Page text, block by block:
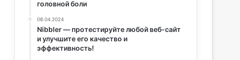
головной боли
08.04.2024
Nibbler — протестируйте любой веб-сайт
и улучшите его качество и
эффективность!